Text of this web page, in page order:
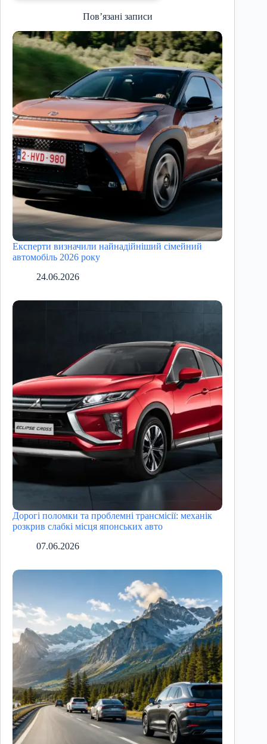
Пов’язані записи
Експерти визначили найнадійніший сімейний
автомобіль 2026 року
24.06.2026
Дорогі поломки та проблемні трансмісії: механік
розкрив слабкі місця японських авто
07.06.2026